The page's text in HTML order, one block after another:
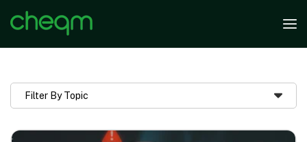
Filter By Topic
card link